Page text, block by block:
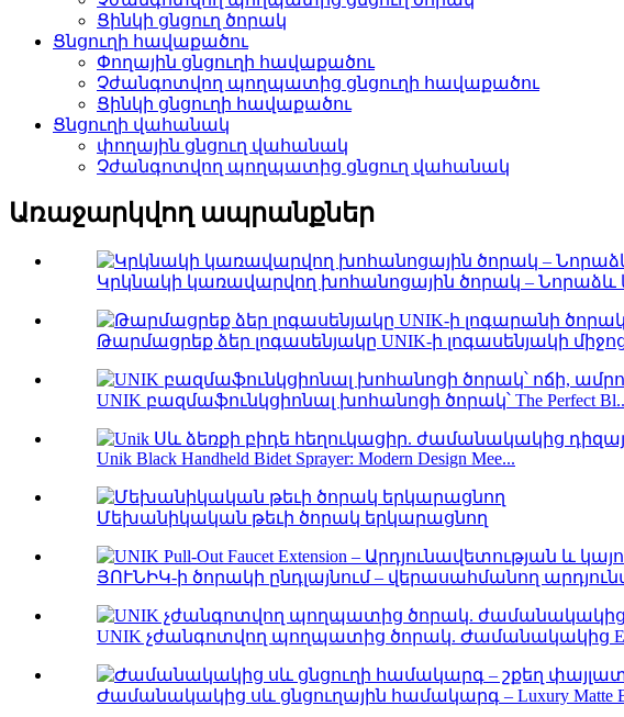
Ցինկի ցնցուղ ծորակ
Ցնցուղի հավաքածու
Փողային ցնցուղի հավաքածու
Չժանգոտվող պողպատից ցնցուղի հավաքածու
Ցինկի ցնցուղի հավաքածու
Ցնցուղի վահանակ
փողային ցնցուղ վահանակ
Չժանգոտվող պողպատից ցնցուղ վահանակ
Առաջարկվող ապրանքներ
Կրկնակի կառավարվող խոհանոցային ծորակ – Նորաձև
Թարմացրեք ձեր լոգասենյակը UNIK-ի լոգասենյակի
UNIK բազմաֆունկցիոնալ խոհանոցի ծորակ՝ The Perfect
Unik Black Handheld Bidet Sprayer: Modern Design Mee...
Մեխանիկական թեւի ծորակ երկարացնող
ՅՈՒՆԻԿ-ի ծորակի ընդլայնում – վերասահմանող
UNIK չժանգոտվող պողպատից ծորակ. Ժամանակակից
Ժամանակակից սև ցնցուղային համակարգ – Luxury Matte